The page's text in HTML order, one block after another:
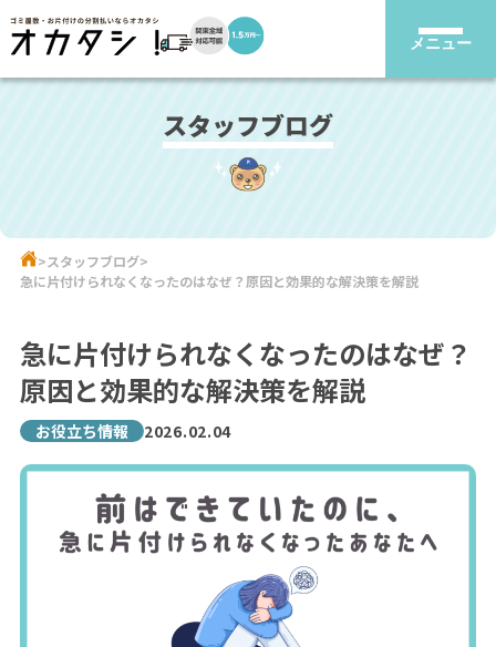
メニュー
スタッフブログ
スタッフブログ
急に片付けられなくなったのはなぜ？原因と効果的な解決策を解説
急に片付けられなくなったのはなぜ？
原因と効果的な解決策を解説
お役立ち情報 2026.02.04